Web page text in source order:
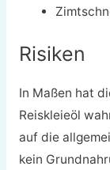
Risiken
In Maßen hat
Reiskleieöl
auf die
kein